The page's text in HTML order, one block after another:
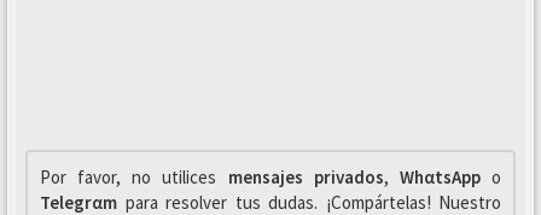
Por favor, no utilices mensajes privados, WhαtsAppo
Telegrαm para resolver tus dudas. ¡Compártelas! Nuestro